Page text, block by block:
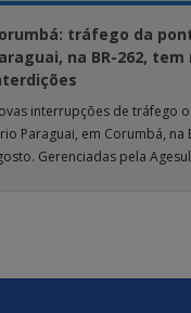
tráfego da
na BR-262,
interrupções de tráfego
Paraguai, em Corumbá, na
Gerenciadas pela